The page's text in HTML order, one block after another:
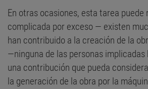
En otras ocasiones, esta tarea puede
complicada por exceso — existen
han contribuido a la creación de la
—ninguna de las personas implicadas
una contribución que pueda
la generación de la obra por la